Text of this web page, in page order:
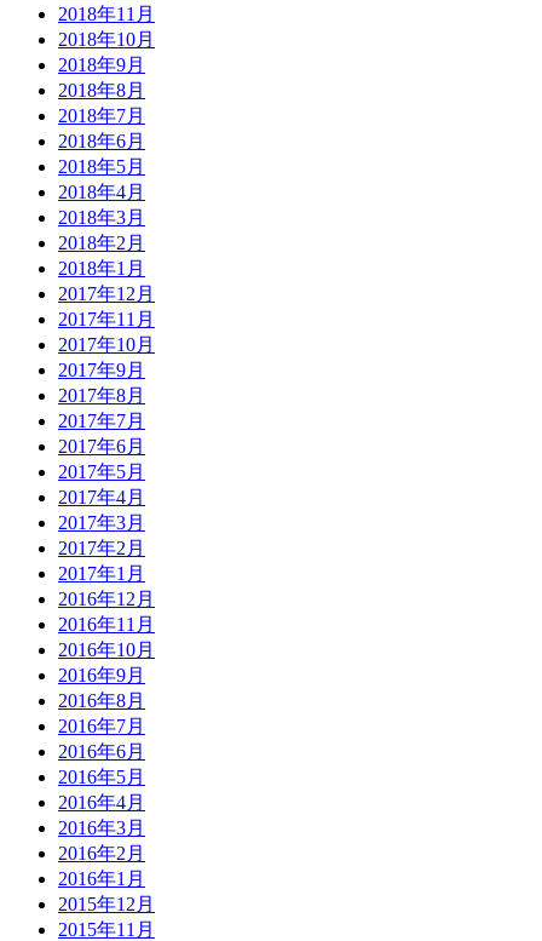
2018年11月
2018年10月
2018年9月
2018年8月
2018年7月
2018年6月
2018年5月
2018年4月
2018年3月
2018年2月
2018年1月
2017年12月
2017年11月
2017年10月
2017年9月
2017年8月
2017年7月
2017年6月
2017年5月
2017年4月
2017年3月
2017年2月
2017年1月
2016年12月
2016年11月
2016年10月
2016年9月
2016年8月
2016年7月
2016年6月
2016年5月
2016年4月
2016年3月
2016年2月
2016年1月
2015年12月
2015年11月